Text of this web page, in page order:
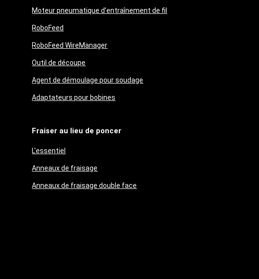
Moteur pneumatique d’entraînement de fil
RoboFeed
RoboFeed WireManager
Outil de découpe
Agent de démoulage pour soudage
Adaptateurs pour bobines
Fraiser au lieu de poncer
L'essentiel
Anneaux de fraisage
Anneaux de fraisage double face